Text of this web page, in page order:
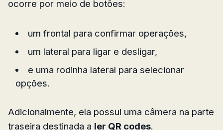
ocorre por meio de botões:
um frontal para confirmar operações,
um lateral para ligar e desligar,
e uma rodinha lateral para selecionar
opções.
Adicionalmente, ela possui uma câmera na parte
traseira destinada a ler QR codes.